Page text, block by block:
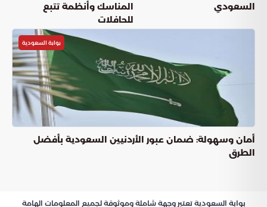
السعودي
المناسك وأنظمة تتبع
للحافلات
بوابة السعودية
أمان وسهولة: ضمان عبور الأردنيين السعودية بأفضل
الطرق
بوابة السعودية تعتبر وجهة شاملة وموثوقة لجميع المعلومات الهامة